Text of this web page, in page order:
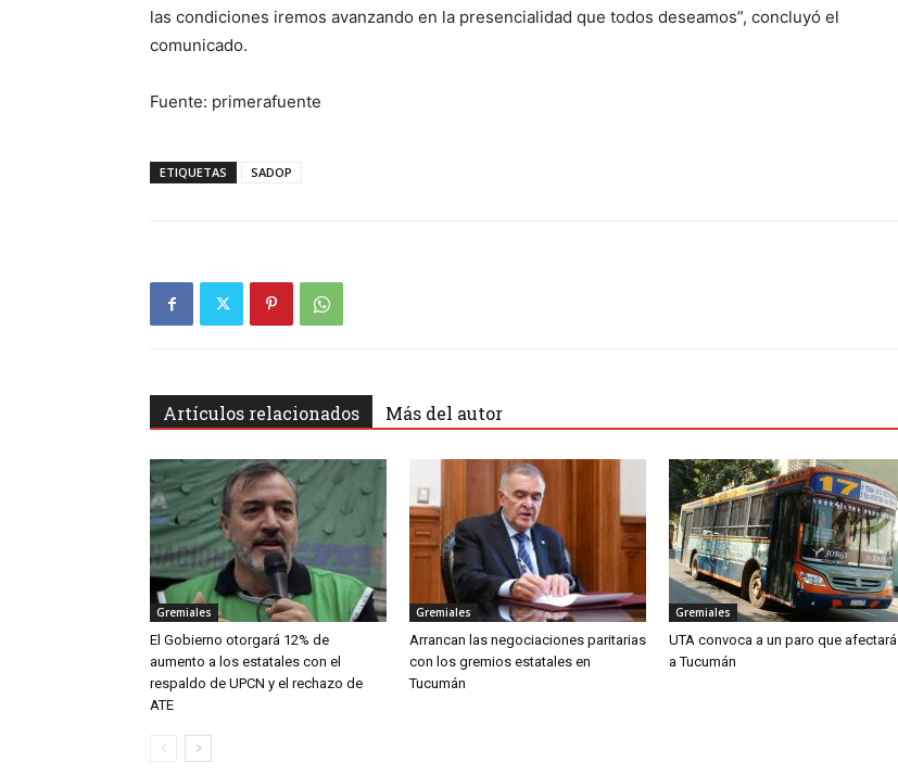
las condiciones iremos avanzando en la presencialidad que todos deseamos”, concluyó el
comunicado.
Fuente: primerafuente
ETIQUETAS SADOP
Artículos relacionados Más del autor
Gremiales
El Gobierno otorgará 12% de
aumento a los estatales con el
respaldo de UPCN y el rechazo de
ATE
Gremiales
Arrancan las negociaciones paritarias
con los gremios estatales en
Tucumán
Gremiales
UTA convoca a un paro que afectará
a Tucumán